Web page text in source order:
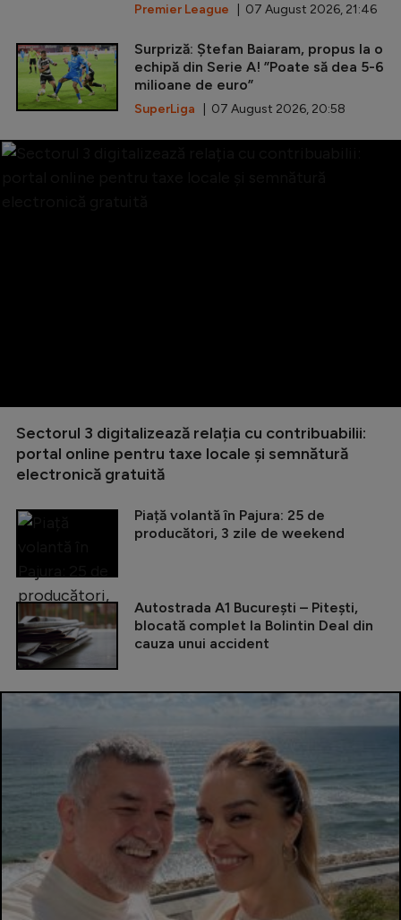
Premier League | 07 August 2026, 21:46
Surpriză: Ștefan Baiaram, propus la o
echipă din Serie A! ”Poate să dea 5-6
milioane de euro”
SuperLiga | 07 August 2026, 20:58
Sectorul 3 digitalizează relația cu contribuabilii:
portal online pentru taxe locale și semnătură
electronică gratuită
Piață volantă în Pajura: 25 de
producători, 3 zile de weekend
Autostrada A1 București – Pitești,
blocată complet la Bolintin Deal din
cauza unui accident